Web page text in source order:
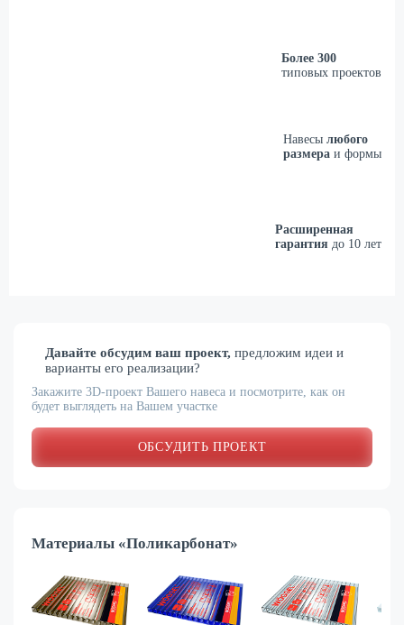
Более 300
типовых проектов
Навесы любого
размера и формы
Расширенная
гарантия до 10 лет
Давайте обсудим ваш проект, предложим идеи и
варианты его реализации?
Закажите 3D-проект Вашего навеса и посмотрите, как он
будет выглядеть на Вашем участке
ОБСУДИТЬ ПРОЕКТ
Материалы «Поликарбонат»